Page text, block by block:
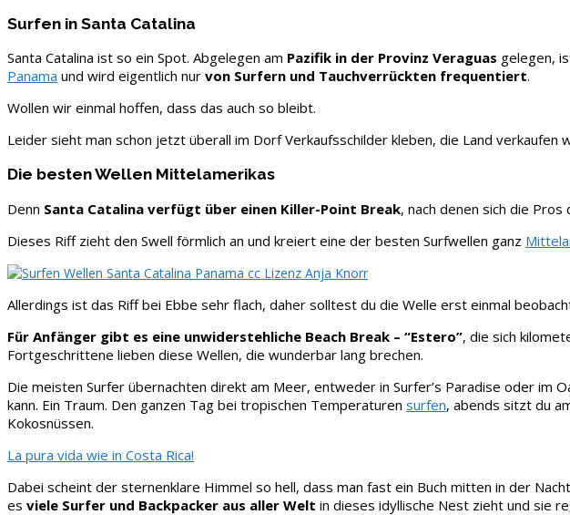
Surfen in Santa Catalina
Santa Catalina ist so ein Spot. Abgelegen am Pazifik in der Provinz Veraguas gelegen,
Panama und wird eigentlich nur von Surfern und Tauchverrückten frequentiert.
Wollen wir einmal hoffen, dass das auch so bleibt.
Leider sieht man schon jetzt überall im Dorf Verkaufsschilder kleben, die Land verkaufen
Die besten Wellen Mittelamerikas
Denn Santa Catalina verfügt über einen Killer-Point Break, nach denen sich die
Dieses Riff zieht den Swell förmlich an und kreiert eine der besten Surfwellen ganz
Allerdings ist das Riff bei Ebbe sehr flach, daher solltest du die Welle erst einmal
Für Anfänger gibt es eine unwiderstehliche Beach Break – “Estero”, die sich
Fortgeschrittene lieben diese Wellen, die wunderbar lang brechen.
Die meisten Surfer übernachten direkt am Meer, entweder in Surfer’s Paradise oder im
kann. Ein Traum. Den ganzen Tag bei tropischen Temperaturen surfen, abends sitzt du
Kokosnüssen.
La pura vida wie in Costa Rica!
Dabei scheint der sternenklare Himmel so hell, dass man fast ein Buch mitten in der
es viele Surfer und Backpacker aus aller Welt in dieses idyllische Nest zieht und sie